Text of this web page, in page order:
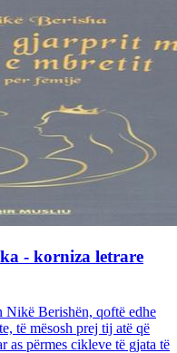
- korniza letrare
Nikë Berishën, qoftë edhe
të mësosh prej tij atë që
as përmes cikleve të gjata të